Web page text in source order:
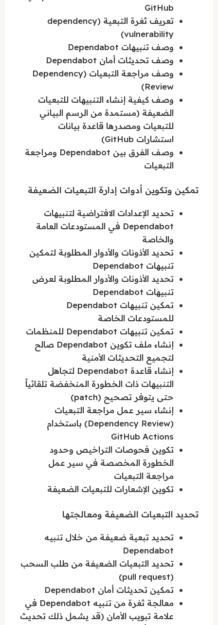
GitHub
تعريف ثغرة التبعية (dependency
vulnerability)
وصف تنبيهات Dependabot
وصف تحديثات أمان Dependabot
وصف مراجعة التبعيات (Dependency
Review)
وصف كيفية إنشاء التنبيهات للتبعيات
الضعيفة (مستمدة من الرسم البياني
للتبعيات ومصدرها قاعدة بيانات
استشارات GitHub)
وصف الفرق بين Dependabot ومراجعة
التبعيات
تمكين وتكوين أدوات إدارة التبعيات الضعيفة
تحديد الإعدادات الافتراضية لتنبيهات
Dependabot في المستودعات العامة
والخاصة
تحديد الأذونات والأدوار المطلوبة لتمكين
تنبيهات Dependabot
تحديد الأذونات والأدوار المطلوبة لعرض
تنبيهات Dependabot
تمكين تنبيهات Dependabot
للمستودعات الخاصة
تمكين تنبيهات Dependabot للمنظمات
إنشاء ملف تكوين Dependabot صالح
لتجميع التحديثات الأمنية
إنشاء قاعدة Dependabot لتجاهل
التنبيهات ذات الخطورة المنخفضة تلقائياً
حتى يتوفر تصحيح (patch)
إنشاء سير عمل مراجعة التبعيات
(Dependency Review) باستخدام
GitHub Actions
تكوين فحوصات التراخيص وحدود
الخطورة المخصصة في سير عمل
مراجعة التبعيات
تكوين الإشعارات للتبعيات الضعيفة
تحديد التبعيات الضعيفة ومعالجتها
تحديد تبعية ضعيفة من خلال تنبيه
Dependabot
تحديد التبعيات الضعيفة من طلب السحب
(pull request)
تمكين تحديثات أمان Dependabot
معالجة ثغرة من تنبيه Dependabot في
علامة تبويب الأمان (قد يشمل ذلك تحديث